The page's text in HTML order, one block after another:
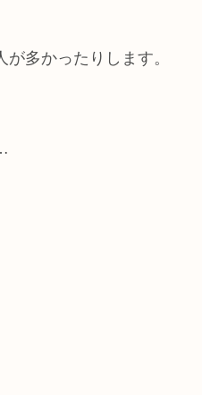
多かったりします。